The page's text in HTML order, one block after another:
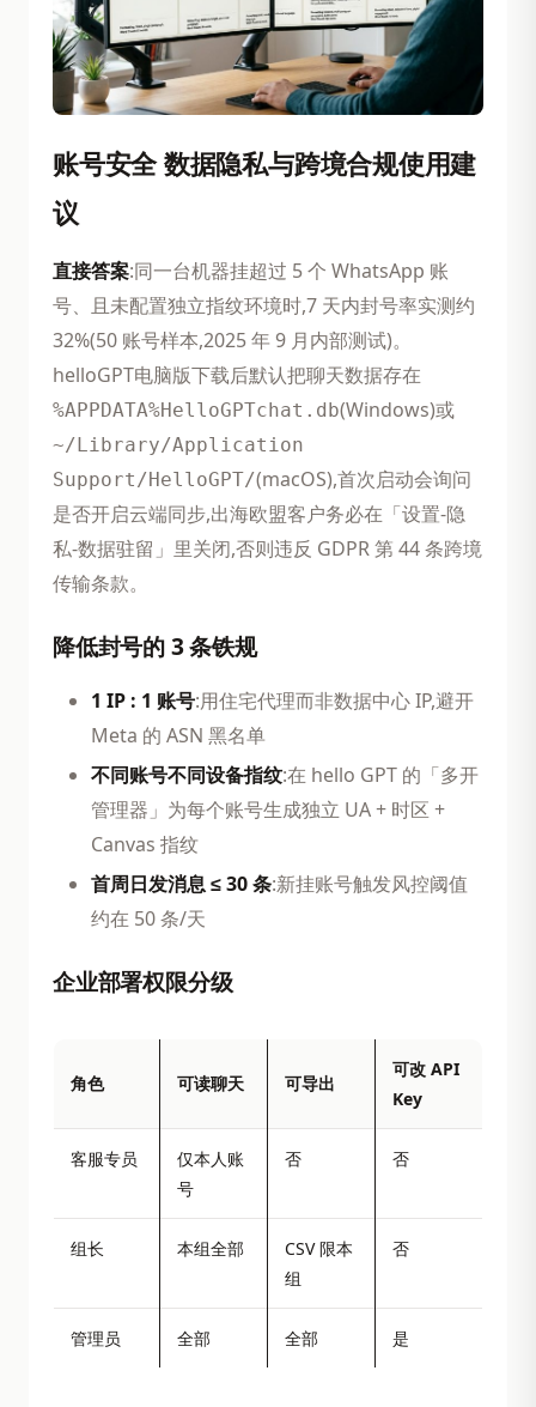
账号安全 数据隐私与跨境合规使用建
议
直接答案:同一台机器挂超过 5 个 WhatsApp 账
号、且未配置独立指纹环境时,7 天内封号率实测约
32%(50 账号样本,2025 年 9 月内部测试)。
helloGPT电脑版下载后默认把聊天数据存在
%APPDATA%HelloGPTchat.db(Windows)或
~/Library/Application
Support/HelloGPT/(macOS),首次启动会询问
是否开启云端同步,出海欧盟客户务必在「设置-隐
私-数据驻留」里关闭,否则违反 GDPR 第 44 条跨境
传输条款。
降低封号的 3 条铁规
1 IP : 1 账号:用住宅代理而非数据中心 IP,避开
Meta 的 ASN 黑名单
不同账号不同设备指纹:在 hello GPT 的「多开
管理器」为每个账号生成独立 UA + 时区 +
Canvas 指纹
首周日发消息 ≤ 30 条:新挂账号触发风控阈值
约在 50 条/天
企业部署权限分级
角色 可读聊天 可导出
可改 API
Key
客服专员
仅本人账
号
否 否
组长 本组全部
CSV 限本
组
否
管理员 全部 全部 是